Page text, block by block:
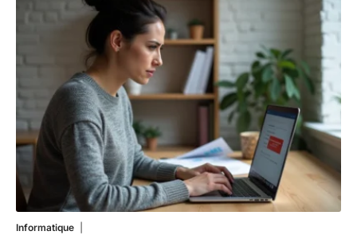
Informatique